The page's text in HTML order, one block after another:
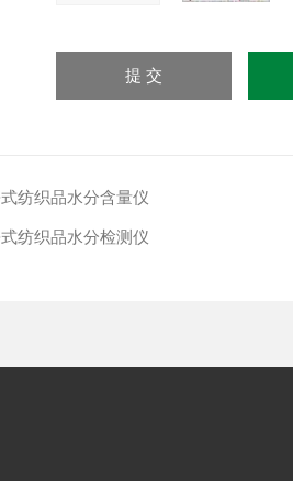
纺织品水分含量仪
纺织品水分检测仪